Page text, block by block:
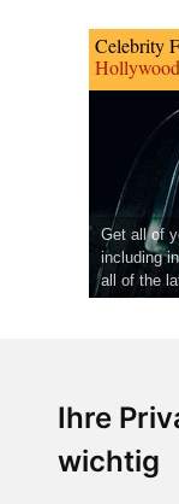
Ihre
wichtig
Celebrity
Get all of
including
all of the
CPost.org© 2013-